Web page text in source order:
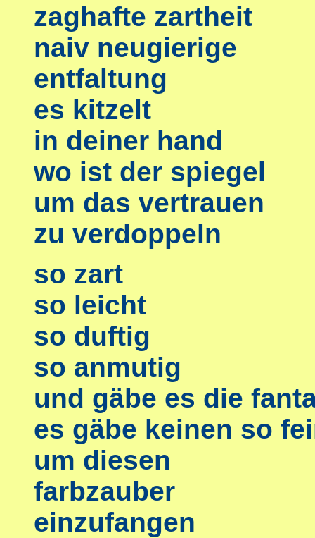
zaghafte zartheit
naiv neugierige
entfaltung
es kitzelt
in deiner hand
wo ist der spiegel
um das vertrauen
zu verdoppeln
so zart
so leicht
so duftig
so anmutig
und gäbe es die
es gäbe keinen so
um diesen
farbzauber
einzufangen